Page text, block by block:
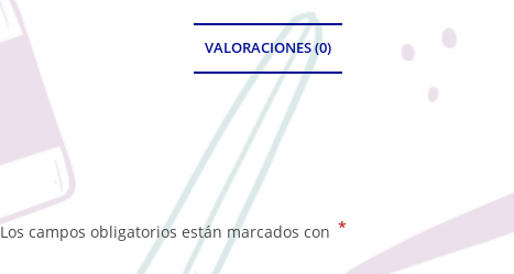
VALORACIONES (0)
Los campos obligatorios están marcados con *